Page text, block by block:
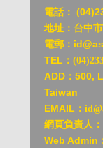
電話：
地址：台中
電郵：
TEL：
ADD： 500,
Taiwan
EMAIL：
網頁負責人
Web Admin